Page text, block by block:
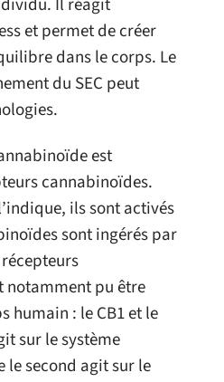
et permet de créer
dans le corps. Le
du SEC peut
est
cannabinoïdes.
ils sont activés
sont ingérés par
notamment pu être
humain : le CB1 et le
sur le système
le second agit sur le